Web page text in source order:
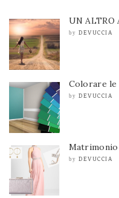
UN ALTRO
by DEVUCCIA
Colorare
by DEVUCCIA
by DEVUCCIA